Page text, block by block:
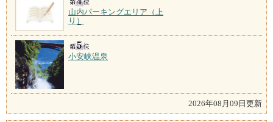
山内パーキングエリア（上
り）
小安峡温泉
2026年08月09日更新